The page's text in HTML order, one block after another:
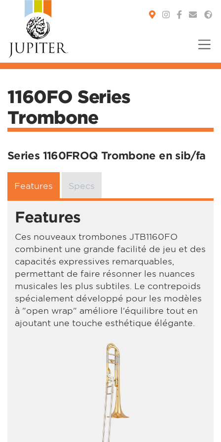
1160FO Series
Trombone
Series 1160FROQ Trombone en sib/fa
Features Specs
Features
Ces nouveaux trombones JTB1160FO
combinent une grande facilité de jeu et des
capacités expressives remarquables,
permettant de faire résonner les nuances
musicales les plus subtiles. Le contrepoids
spécialement développé pour les modèles
à "open wrap" améliore l'équilibre tout en
ajoutant une touche esthétique élégante.